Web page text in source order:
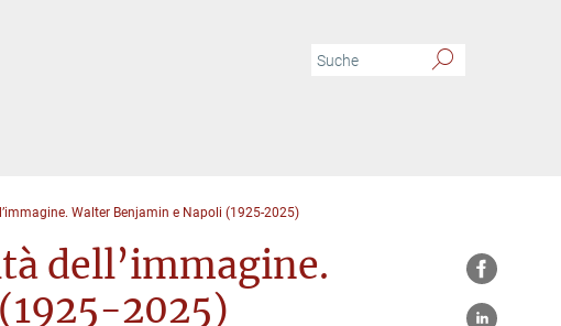
Walter Benjamin e Napoli (1925-2025)
dell’immagine.
2025)